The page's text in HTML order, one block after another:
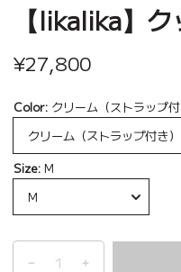
【likalika】
¥27,800
Color: クリーム（ストラップ付
Size: M